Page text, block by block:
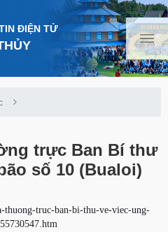
ĐIỆN TỬ
trực Ban Bí thư
số 10 (Bualoi)
thuong-truc-ban-bi-thu-ve-viec-ung-